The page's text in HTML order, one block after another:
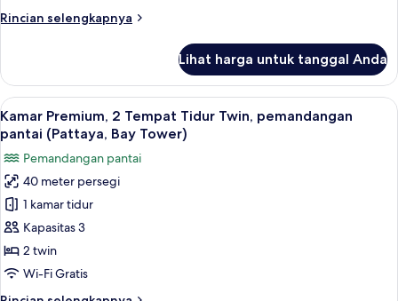
(Pattaya,
Rincian selengkapnya
Rincian
Suite,
kamar
tidur,
pemandangan
pantai
(Pattaya,
Bay
Tower)
Lihat harga untuk tanggal Anda
Lihat
semua
foto
untuk
Kamar
Premium,
2
Tempat
Tidur
Kamar Premium, 2 Tempat Tidur
5
Kamar Premium, 2 Tempat Tidur Twin, pemandangan
pantai (Pattaya, Bay Tower)
Pemandangan pantai
40 meter persegi
1 kamar tidur
Kapasitas 3
2 twin
Wi-Fi Gratis